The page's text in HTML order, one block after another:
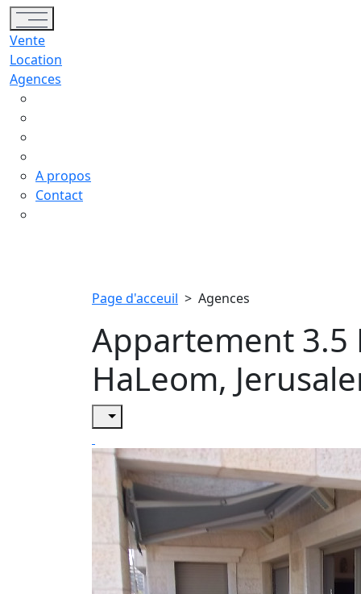
Toggle navigation
Vente
Location
Agences
A propos
Contact
Page d'acceuil > Agences
Appartement 3.5
HaLeom,